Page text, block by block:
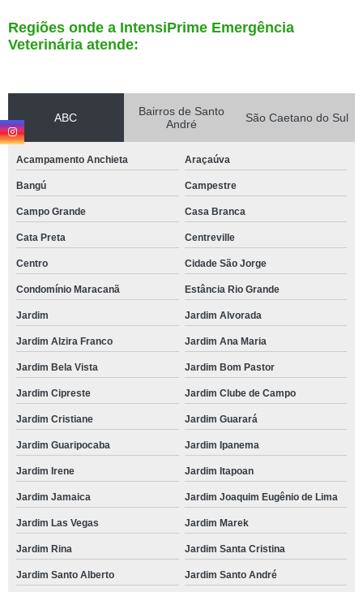
Regiões onde a IntensiPrime Emergência
Veterinária atende:
ABC
Bairros de Santo
André
São Caetano do Sul
Acampamento Anchieta Araçaúva
Bangú Campestre
Campo Grande Casa Branca
Cata Preta Centreville
Centro Cidade São Jorge
Condomínio Maracanã Estância Rio Grande
Jardim Jardim Alvorada
Jardim Alzira Franco Jardim Ana Maria
Jardim Bela Vista Jardim Bom Pastor
Jardim Cipreste Jardim Clube de Campo
Jardim Cristiane Jardim Guarará
Jardim Guaripocaba Jardim Ipanema
Jardim Irene Jardim Itapoan
Jardim Jamaica Jardim Joaquim Eugênio de Lima
Jardim Las Vegas Jardim Marek
Jardim Rina Jardim Santa Cristina
Jardim Santo Alberto Jardim Santo André